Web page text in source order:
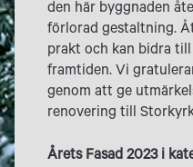
den här byggnaden
förlorad gestaltning.
prakt och kan bidra
framtiden. Vi
genom att ge
renovering till
Årets Fasad 2023 i